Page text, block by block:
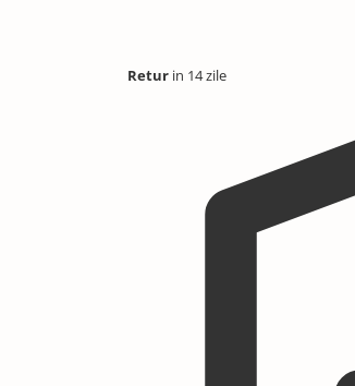
Retur in 14 zile